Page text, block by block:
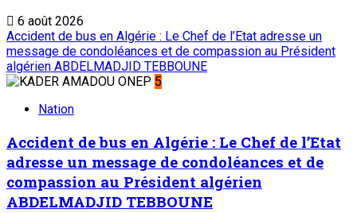
6 août 2026
Accident de bus en Algérie : Le Chef de l’Etat adresse un
message de condoléances et de compassion au Président
algérien ABDELMADJID TEBBOUNE
5
Nation
Accident de bus en Algérie : Le Chef de l’Etat
adresse un message de condoléances et de
compassion au Président algérien
ABDELMADJID TEBBOUNE